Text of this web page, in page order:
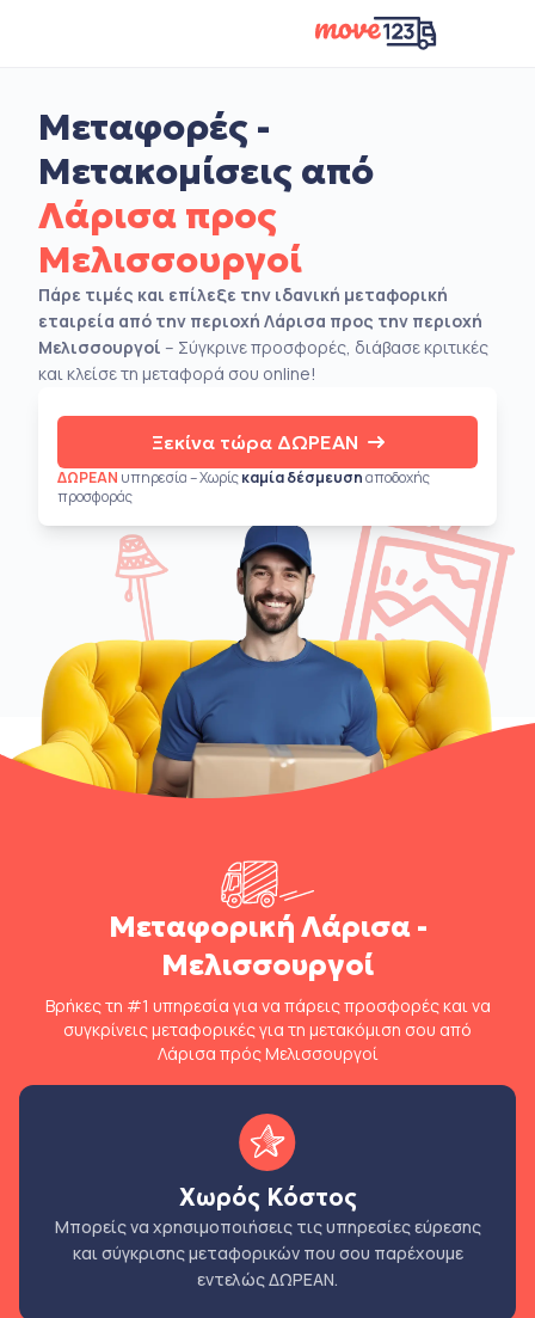
Μεταφορές -
Μετακομίσεις από
Λάρισα προς
Μελισσουργοί
Πάρε τιμές και επίλεξε την ιδανική μεταφορική
εταιρεία από την περιοχή Λάρισα προς την περιοχή
Μελισσουργοί – Σύγκρινε προσφορές, διάβασε κριτικές
και κλείσε τη μεταφορά σου online!
Ξεκίνα τώρα ΔΩΡΕΑΝ
ΔΩΡΕΑΝ υπηρεσία – Χωρίςκαμία δέσμευσηαποδοχής
προσφοράς
Μεταφορική Λάρισα -
Μελισσουργοί
Βρήκες τη #1 υπηρεσία για να πάρεις προσφορές και να
συγκρίνεις μεταφορικές για τη μετακόμιση σου από
Λάρισα πρός Μελισσουργοί
Χωρός Κόστος
Μπορείς να χρησιμοποιήσεις τις υπηρεσίες εύρεσης
και σύγκρισης μεταφορικών που σου παρέχουμε
εντελώς ΔΩΡΕΑΝ.